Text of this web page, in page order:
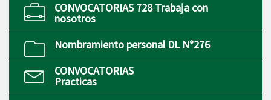
CONVOCATORIAS 728 Trabaja con
nosotros
Nombramiento personal DL N°276
CONVOCATORIAS
Practicas